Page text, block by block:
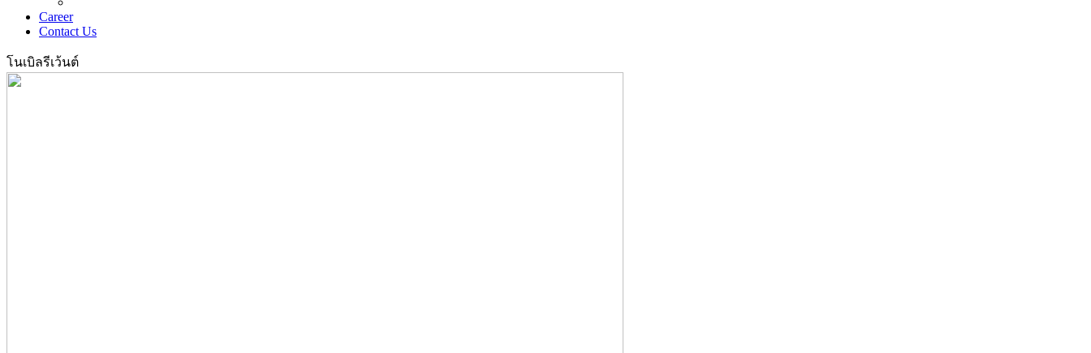
Career
Contact Us
โนเบิลรีเว้นต์